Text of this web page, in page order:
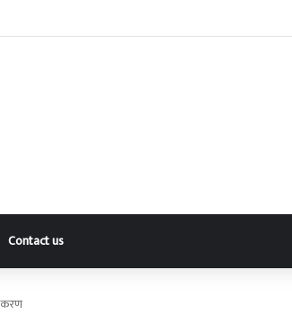
संदीप चौबे बने जिलाध्यक्ष
Contact us